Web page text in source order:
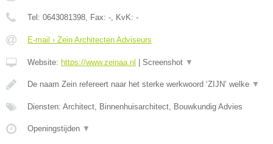
Tel: 0643081398 , Fax: - , KvK: -
E-mail › Zein Architecten Adviseurs
Website: https://www.zeinaa.nl | Screenshot ▼
De naam Zein refereert naar het sterke werkwoord ‘ZIJN’ welke ▼
Diensten: Architect, Binnenhuisarchitect, Bouwkundig Advies
Openingstijden ▼